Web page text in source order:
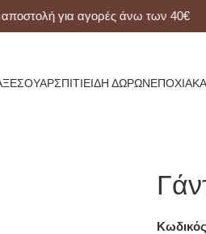
για αγορές άνω των 40€
ΣΠΊΤΙΕΊΔΗ ΔΏΡΩΝΕΠΟΧΙΑΚΆ